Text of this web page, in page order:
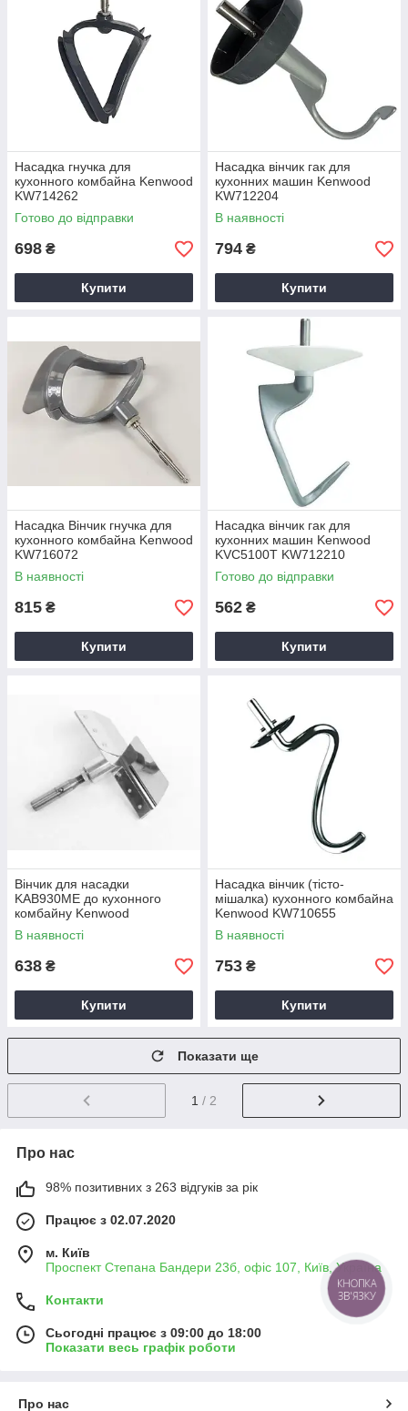
Насадка гнучка для
кухонного комбайна Kenwood
KW714262
Готово до відправки
698 ₴
Купити
Насадка вінчик гак для
кухонних машин Kenwood
KW712204
В наявності
794 ₴
Купити
Насадка Вінчик гнучка для
кухонного комбайна Kenwood
KW716072
В наявності
815 ₴
Купити
Насадка вінчик гак для
кухонних машин Kenwood
KVC5100T KW712210
Готово до відправки
562 ₴
Купити
Вінчик для насадки
KAB930ME до кухонного
комбайну Kenwood
KW438647
В наявності
638 ₴
Купити
Насадка вінчик (тісто-
мішалка) кухонного комбайна
Kenwood KW710655
KW716718
В наявності
753 ₴
Купити
Показати ще
1 / 2
Про нас
98% позитивних з 263 відгуків за рік
Працює з 02.07.2020
м. Київ
Проспект Степана Бандери 23б, офіс 107, Київ, Україна
Контакти
Сьогодні працює з 09:00 до 18:00
Показати весь графік роботи
Про нас